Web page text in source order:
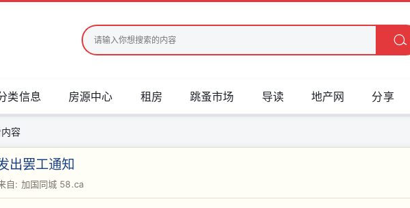
类信息 房源中心 租房 跳蚤市场 导读 地产网 分享
容
出罢工通知
自: 加国同城 58.ca